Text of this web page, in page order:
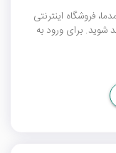
تخفیف مدما، فروشگاه اینترنتی
بهره‌مند شوید. برای ورود به